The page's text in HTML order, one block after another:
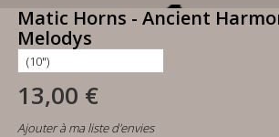
Matic Horns - Ancient
Melodys
13,00 €
Ajouter à ma liste d'envies